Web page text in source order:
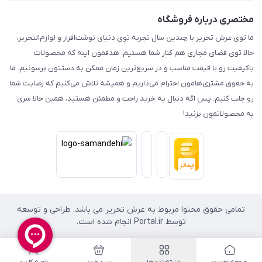
مختصری درباره فروشگاه
ما توی عرش تحریر با چندین سال تجربه توی دنیای نوشت‌افزار و لوازم‌التحریر،
حالا توی فضای مجازی هم کنار شما هستیم. هدفمون اینه که محصولات
باکیفیت رو با قیمت مناسب و در سریع‌ترین زمان ممکن به دستتون برسونیم. ما
به حقوق مشتری‌هامون احترام می‌ذاریم و همیشه تلاش می‌کنیم که رضایت شما
رو جلب کنیم. پس اگه دنبال یه خرید راحت و مطمئن هستید، همین حالا سری
به محصولاتمون بزنید!
تمامی حقوق محتوا مربوط به عرش تحریر می باشد. طراحی و توسعه
توسط Portal.ir انجام شده است.